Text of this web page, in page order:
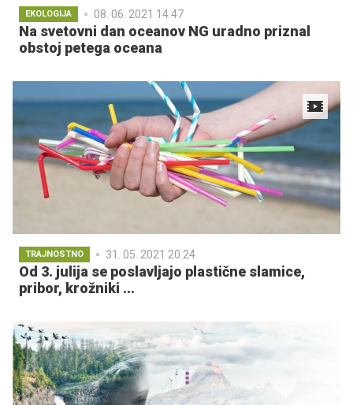
EKOLOGIJA 08. 06. 2021 14.47
Na svetovni dan oceanov NG uradno priznal
obstoj petega oceana
TRAJNOSTNO 31. 05. 2021 20.24
Od 3. julija se poslavljajo plastične slamice,
pribor, krožniki ...